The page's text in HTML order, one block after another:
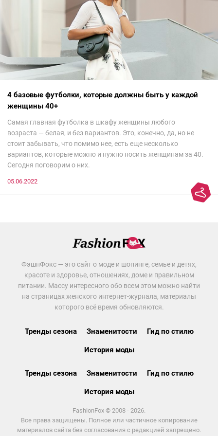
4 базовые футболки, которые должны быть у каждой
женщины 40+
Самая главная футболка в шкафу женщины любого
возраста — белая, и без вариантов. Это, конечно, да, но не
стоит забывать, что помимо нее, есть еще несколько
вариантов, которые можно и нужно носить женщинам за 40.
Сегодня поговорим о них.
05.06.2022
ФэшнФокс — это сайт о моде и шопинге, семье и детях,
красоте и здоровье, отношениях, доме и правильном
питании. Массу интересного обо всем этом можно найти
на страницах женского интернет-журнала, материалы
которого всё время обновляются.
Тренды сезона Знаменитости Гид по стилю
История моды
Тренды сезона Знаменитости Гид по стилю
История моды
FashionFox © 2008 - 2026.
Все права защищены. Полное или частичное копирование
материалов сайта без согласования с редакцией запрещено.